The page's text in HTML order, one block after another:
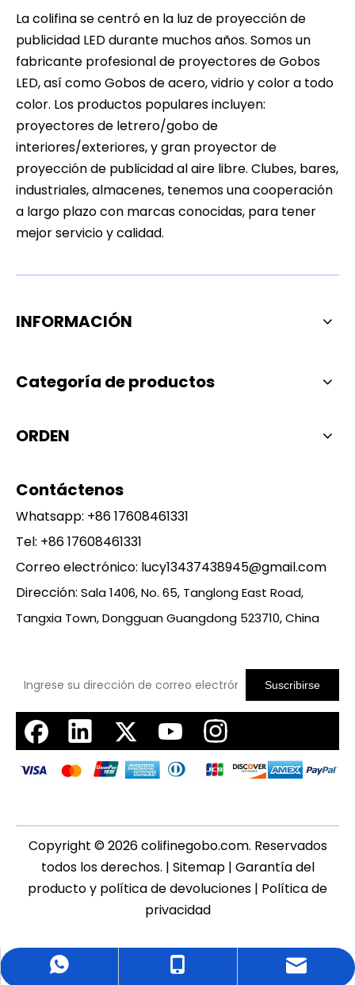
La colifina se centró en la luz de proyección de
publicidad LED durante muchos años. Somos un
fabricante profesional de proyectores de Gobos
LED, así como Gobos de acero, vidrio y color a todo
color. Los productos populares incluyen:
proyectores de letrero/gobo de
interiores/exteriores, y gran proyector de
proyección de publicidad al aire libre. Clubes, bares,
industriales, almacenes, tenemos una cooperación
a largo plazo con marcas conocidas, para tener
mejor servicio y calidad.
WhatsApp
cell Phone
Email
INFORMACIÓN
Categoría de productos
ORDEN
Contáctenos
Whatsapp: +86 17608461331
Tel: +86 17608461331
Correo electrónico: lucy13437438945@gmail.com
Dirección: Sala 1406, No. 65, Tanglong East Road,
Tangxia Town, Dongguan Guangdong 523710, China
Suscribirse
Copyright ©2026colifinegobo.com. Reservados
todos los derechos. | Sitemap | Garantía del
producto y política de devoluciones | Política de
privacidad